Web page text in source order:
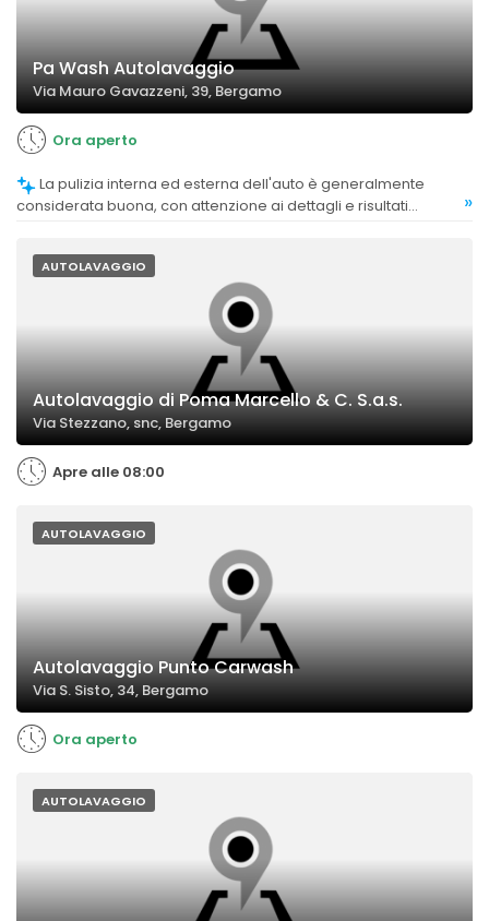
Pa Wash Autolavaggio
Via Mauro Gavazzeni, 39, Bergamo
Ora aperto
considerata buona, con attenzione ai dettagli e risultati
»
AUTOLAVAGGIO
Autolavaggio di Poma Marcello & C. S.a.s.
Via Stezzano, snc, Bergamo
Apre alle 08:00
AUTOLAVAGGIO
Autolavaggio Punto Carwash
Via S. Sisto, 34, Bergamo
Ora aperto
AUTOLAVAGGIO